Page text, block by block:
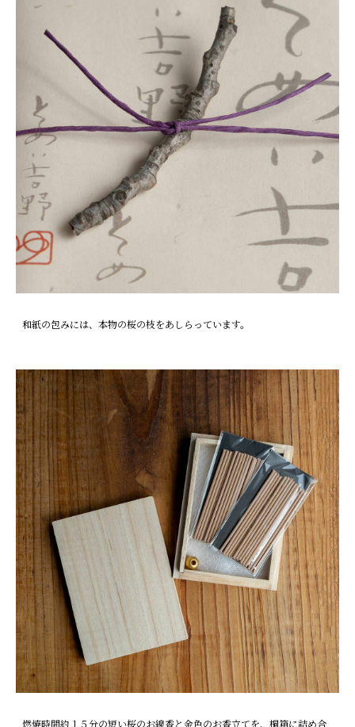
和紙の包みには、本物の桜の枝をあしらっています。
燃焼時間約１５分の短い桜のお線香と金色のお香立てを、桐箱に詰め合